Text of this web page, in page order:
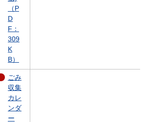
（P
D
F：
309
K
B）
ごみ
収集
カレ
ンダ
ー